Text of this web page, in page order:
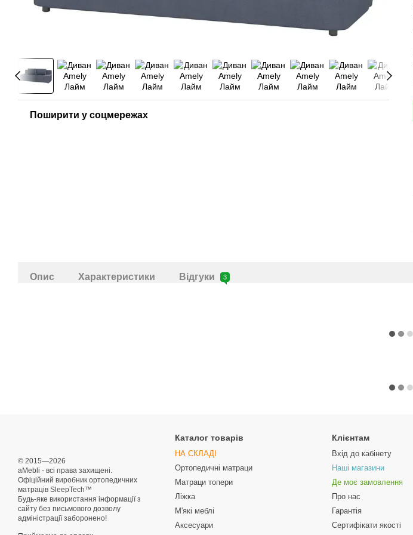
Поширити у соцмережах
Опис Характеристики Відгуки 3
© 2015—2026
aMebli - всі права захищені.
Офіційний виробник ортопедичних
матраців SleepTech™
Будь-яке використання інформації з
сайту без письмового дозволу
адміністрації заборонено!
Каталог товарів
НА СКЛАДІ
Ортопедичні матраци
Матраци топери
Ліжка
М'які меблі
Аксесуари
Клієнтам
Вхід до кабінету
Наші магазини
Де моє замовлення
Про нас
Гарантія
Сертифікати якості